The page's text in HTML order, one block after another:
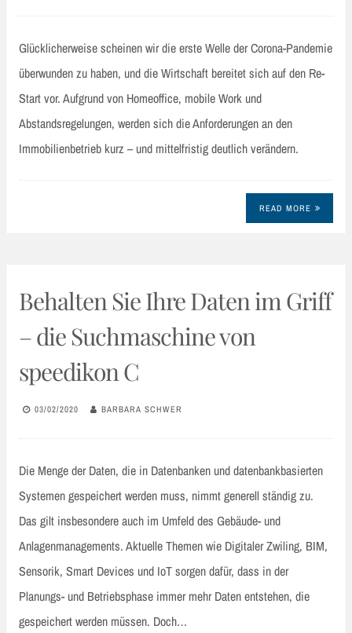
Glücklicherweise scheinen wir die erste Welle der Corona-Pandemie
überwunden zu haben, und die Wirtschaft bereitet sich auf den Re-
Start vor. Aufgrund von Homeoffice, mobile Work und
Abstandsregelungen, werden sich die Anforderungen an den
Immobilienbetrieb kurz – und mittelfristig deutlich verändern.
READ MORE
Behalten Sie Ihre Daten im Griff
– die Suchmaschine von
speedikon C
03/02/2020 BARBARA SCHWER
Die Menge der Daten, die in Datenbanken und datenbankbasierten
Systemen gespeichert werden muss, nimmt generell ständig zu.
Das gilt insbesondere auch im Umfeld des Gebäude- und
Anlagenmanagements. Aktuelle Themen wie Digitaler Zwiling, BIM,
Sensorik, Smart Devices und IoT sorgen dafür, dass in der
Planungs- und Betriebsphase immer mehr Daten entstehen, die
gespeichert werden müssen. Doch…